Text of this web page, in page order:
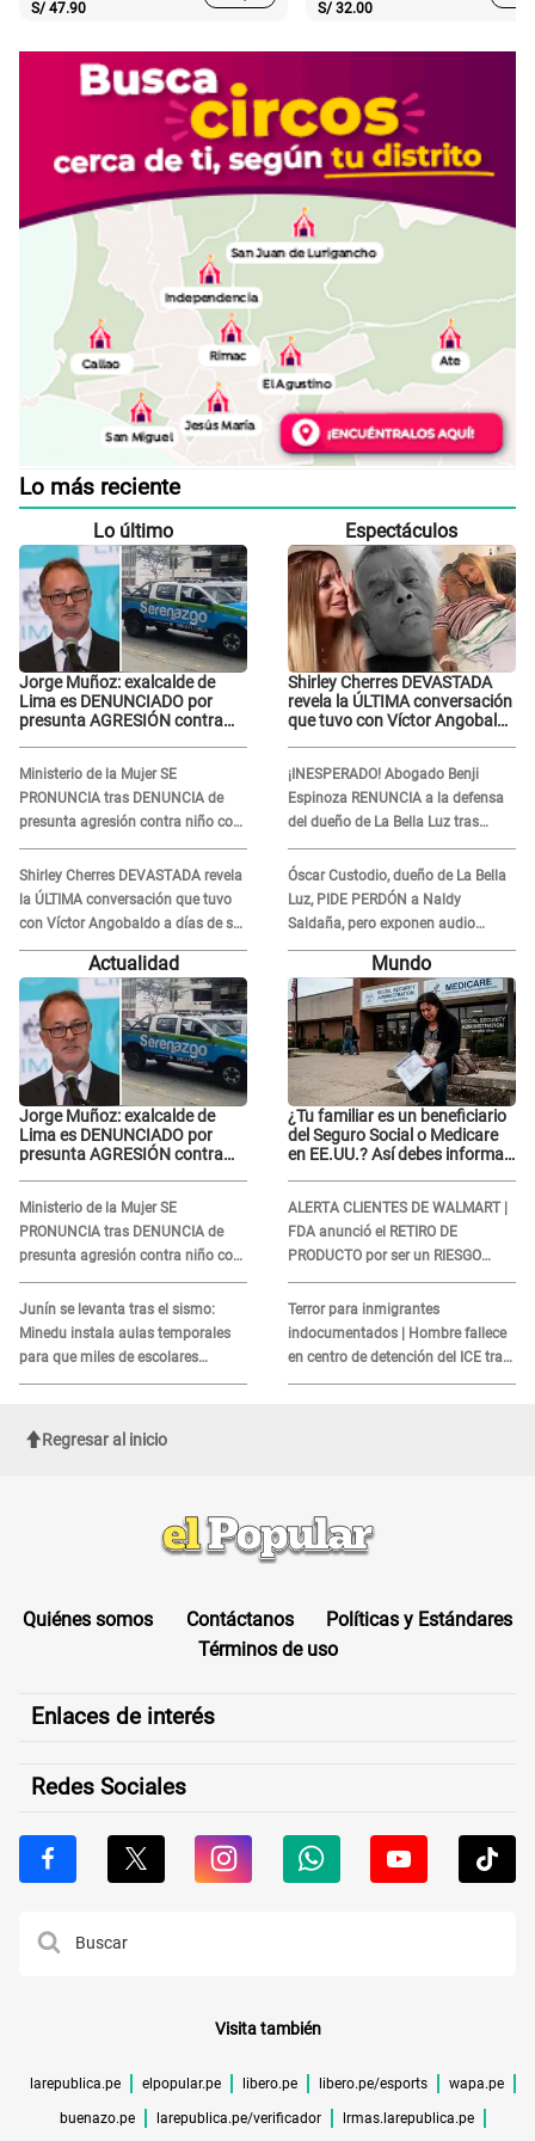
S/ 47.90 S/ 32.00
Lo más reciente
Lo último
Jorge Muñoz: exalcalde de
Lima es DENUNCIADO por
presunta AGRESIÓN contra
Ministerio de la Mujer SE
PRONUNCIA tras DENUNCIA de
presunta agresión contra niño con
autismo en Surco
Shirley Cherres DEVASTADA revela
la ÚLTIMA conversación que tuvo
con Víctor Angobaldo a días de su
inesperada partida: "Hace dos
Espectáculos
Shirley Cherres DEVASTADA
revela la ÚLTIMA conversación
que tuvo con Víctor Angobaldo
¡INESPERADO! Abogado Benji
Espinoza RENUNCIA a la defensa
del dueño de La Bella Luz tras
difusión de POLÉMICO audio:
"Nada que defender"
Óscar Custodio, dueño de La Bella
Luz, PIDE PERDÓN a Naldy
Saldaña, pero exponen audio
donde le reclama por VIDEOS: "No
hay necesidad de grabar"
Actualidad
Jorge Muñoz: exalcalde de
Lima es DENUNCIADO por
presunta AGRESIÓN contra
Ministerio de la Mujer SE
PRONUNCIA tras DENUNCIA de
presunta agresión contra niño con
autismo en Surco
Junín se levanta tras el sismo:
Minedu instala aulas temporales
para que miles de escolares
vuelvan a clases
Mundo
¿Tu familiar es un beneficiario
del Seguro Social o Medicare
en EE.UU.? Así debes informar
ALERTA CLIENTES DE WALMART |
FDA anunció el RETIRO DE
PRODUCTO por ser un RIESGO
MORTAL para consumidores: ¿Cuál
es?
Terror para inmigrantes
indocumentados | Hombre fallece
en centro de detención del ICE tras
sufrir una "emergencia médica"
Regresar al inicio
Quiénes somos Contáctanos
Políticas y Estándares
Términos de uso
Enlaces de interés
Redes Sociales
Visita también
larepublica.pe elpopular.pe libero.pe libero.pe/esports wapa.pe
buenazo.pe larepublica.pe/verificador lrmas.larepublica.pe